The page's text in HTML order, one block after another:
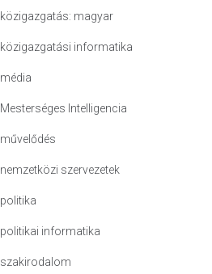
közigazgatás: magyar
közigazgatási informatika
média
Mesterséges Intelligencia
művelődés
nemzetközi szervezetek
politika
politikai informatika
szakirodalom